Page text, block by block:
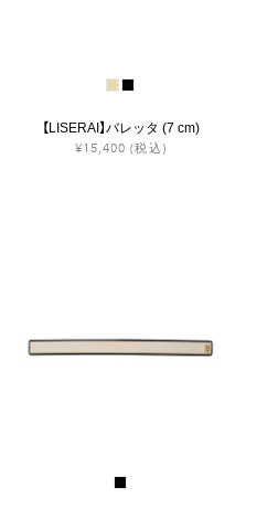
【LISERAI】バレッタ (7 cm)
¥15,400 (税込)